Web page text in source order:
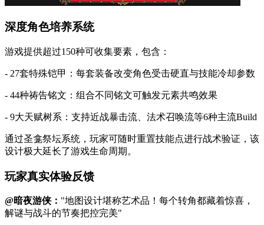
深度角色培养系统
游戏提供超过150种可收集要素，包含：
- 27套特殊铠甲：每套装备改变角色受击硬直与技能冷却参数
- 44种祷告铭文：组合不同铭文可触发元素共鸣效果
- 9大天赋树系：支持近战暴击流、法术召唤流等6种主流Build
通过圣龛祭坛系统，玩家可随时重置技能点进行战术验证，该
设计极大延长了游戏生命周期。
玩家真实体验反馈
@暗夜游侠： "地图设计堪称艺术品！每个转角都藏着惊喜，
解谜与战斗的节奏把控完美"